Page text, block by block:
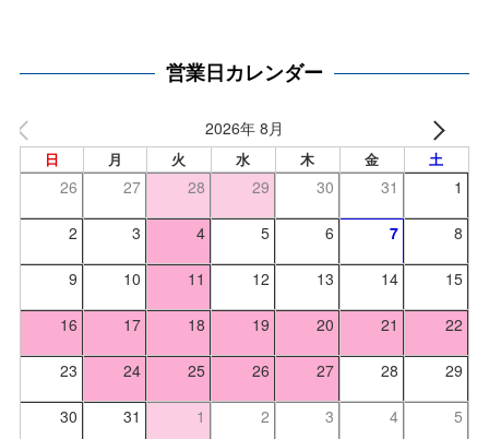
営業日カレンダー
2026年 8月
日 月 火 水 木 金 土
26 27 28 29 30 31 1
2 3 4 5 6 7 8
9 10 11 12 13 14 15
16 17 18 19 20 21 22
23 24 25 26 27 28 29
30 31 1 2 3 4 5